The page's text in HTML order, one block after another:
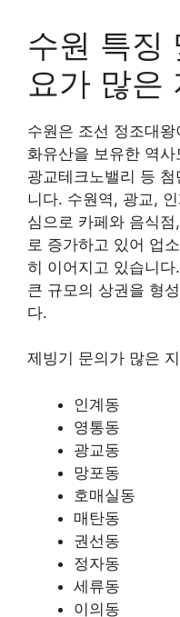
수원 특징
요가 많은
수원은 조선 정조대
화유산을 보유한 역
광교테크노밸리 등
니다. 수원역, 광교,
심으로 카페와 음식
로 증가하고 있어 업
히 이어지고 있습니
큰 규모의 상권을 형
다.
제빙기 문의가 많은
인계동
영통동
광교동
망포동
호매실동
매탄동
권선동
정자동
세류동
이의동